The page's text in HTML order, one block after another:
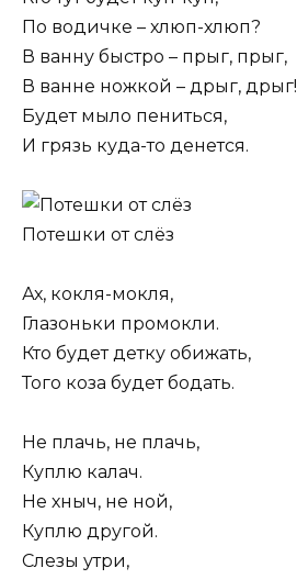
По водичке – хлюп-хлюп?
В ванну быстро – прыг, прыг,
В ванне ножкой – дрыг, дрыг!
Будет мыло пениться,
И грязь куда-то денется.
Потешки от слёз
Ах, кокля-мокля,
Глазоньки промокли.
Кто будет детку обижать,
Того коза будет бодать.
Не плачь, не плачь,
Куплю калач.
Не хныч, не ной,
Куплю другой.
Слезы утри,